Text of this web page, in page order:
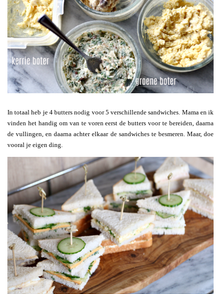
In totaal heb je 4 butters nodig voor 5 verschillende sandwiches. Mama en ik
vinden het handig om van te voren eerst de butters voor te bereiden, daarna
de vullingen, en daarna achter elkaar de sandwiches te besmeren. Maar, doe
vooral je eigen ding.